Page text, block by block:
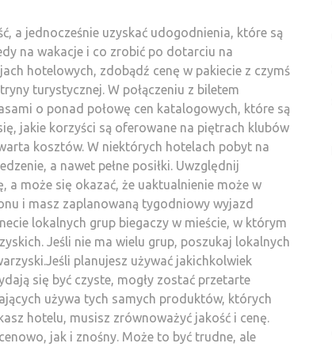
a jednocześnie uzyskać udogodnienia, które są
na wakacje i co zrobić po dotarciu na
hotelowych, zdobądź cenę w pakiecie z czymś
turystycznej. W połączeniu z biletem
o ponad połowę cen katalogowych, które są
jakie korzyści są oferowane na piętrach klubów
kosztów. W niektórych hotelach pobyt na
a nawet pełne posiłki. Uwzględnij
a może się okazać, że uaktualnienie może w
i masz zaplanowaną tygodniowy wyjazd
lokalnych grup biegaczy w mieście, w którym
Jeśli nie ma wielu grup, poszukaj lokalnych
planujesz używać jakichkolwiek
się być czyste, mogły zostać przetarte
używa tych samych produktów, których
hotelu, musisz zrównoważyć jakość i cenę.
jak i znośny. Może to być trudne, ale